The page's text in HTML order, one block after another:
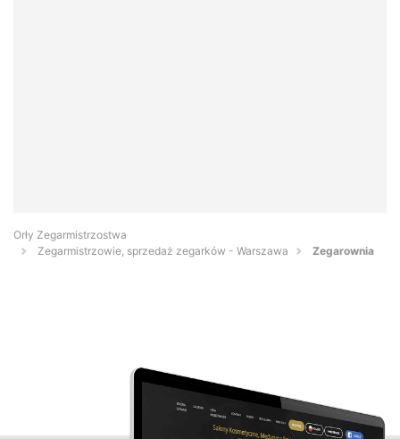
Orły Zegarmistrzostwa
Zegarmistrzowie, sprzedaż zegarków - Warszawa
Zegarownia